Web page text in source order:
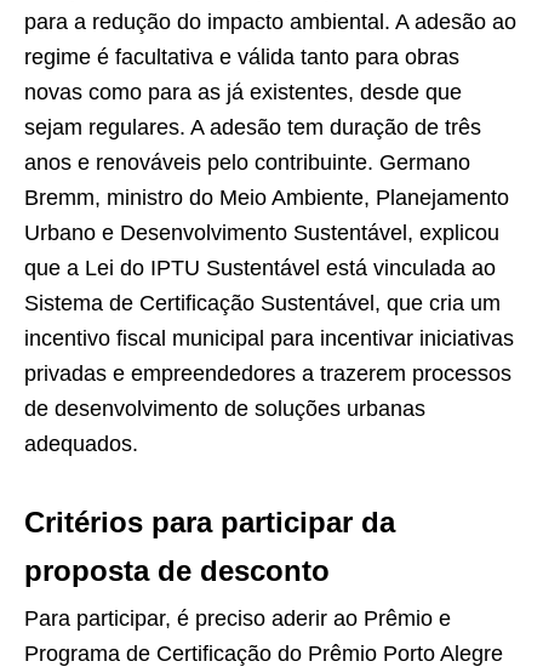
para a redução do impacto ambiental. A adesão ao
regime é facultativa e válida tanto para obras
novas como para as já existentes, desde que
sejam regulares. A adesão tem duração de três
anos e renováveis ​​pelo contribuinte. Germano
Bremm, ministro do Meio Ambiente, Planejamento
Urbano e Desenvolvimento Sustentável, explicou
que a Lei do IPTU Sustentável está vinculada ao
Sistema de Certificação Sustentável, que cria um
incentivo fiscal municipal para incentivar iniciativas
privadas e empreendedores a trazerem processos
de desenvolvimento de soluções urbanas
adequados.
Critérios para participar da
proposta de desconto
Para participar, é preciso aderir ao Prêmio e
Programa de Certificação do Prêmio Porto Alegre